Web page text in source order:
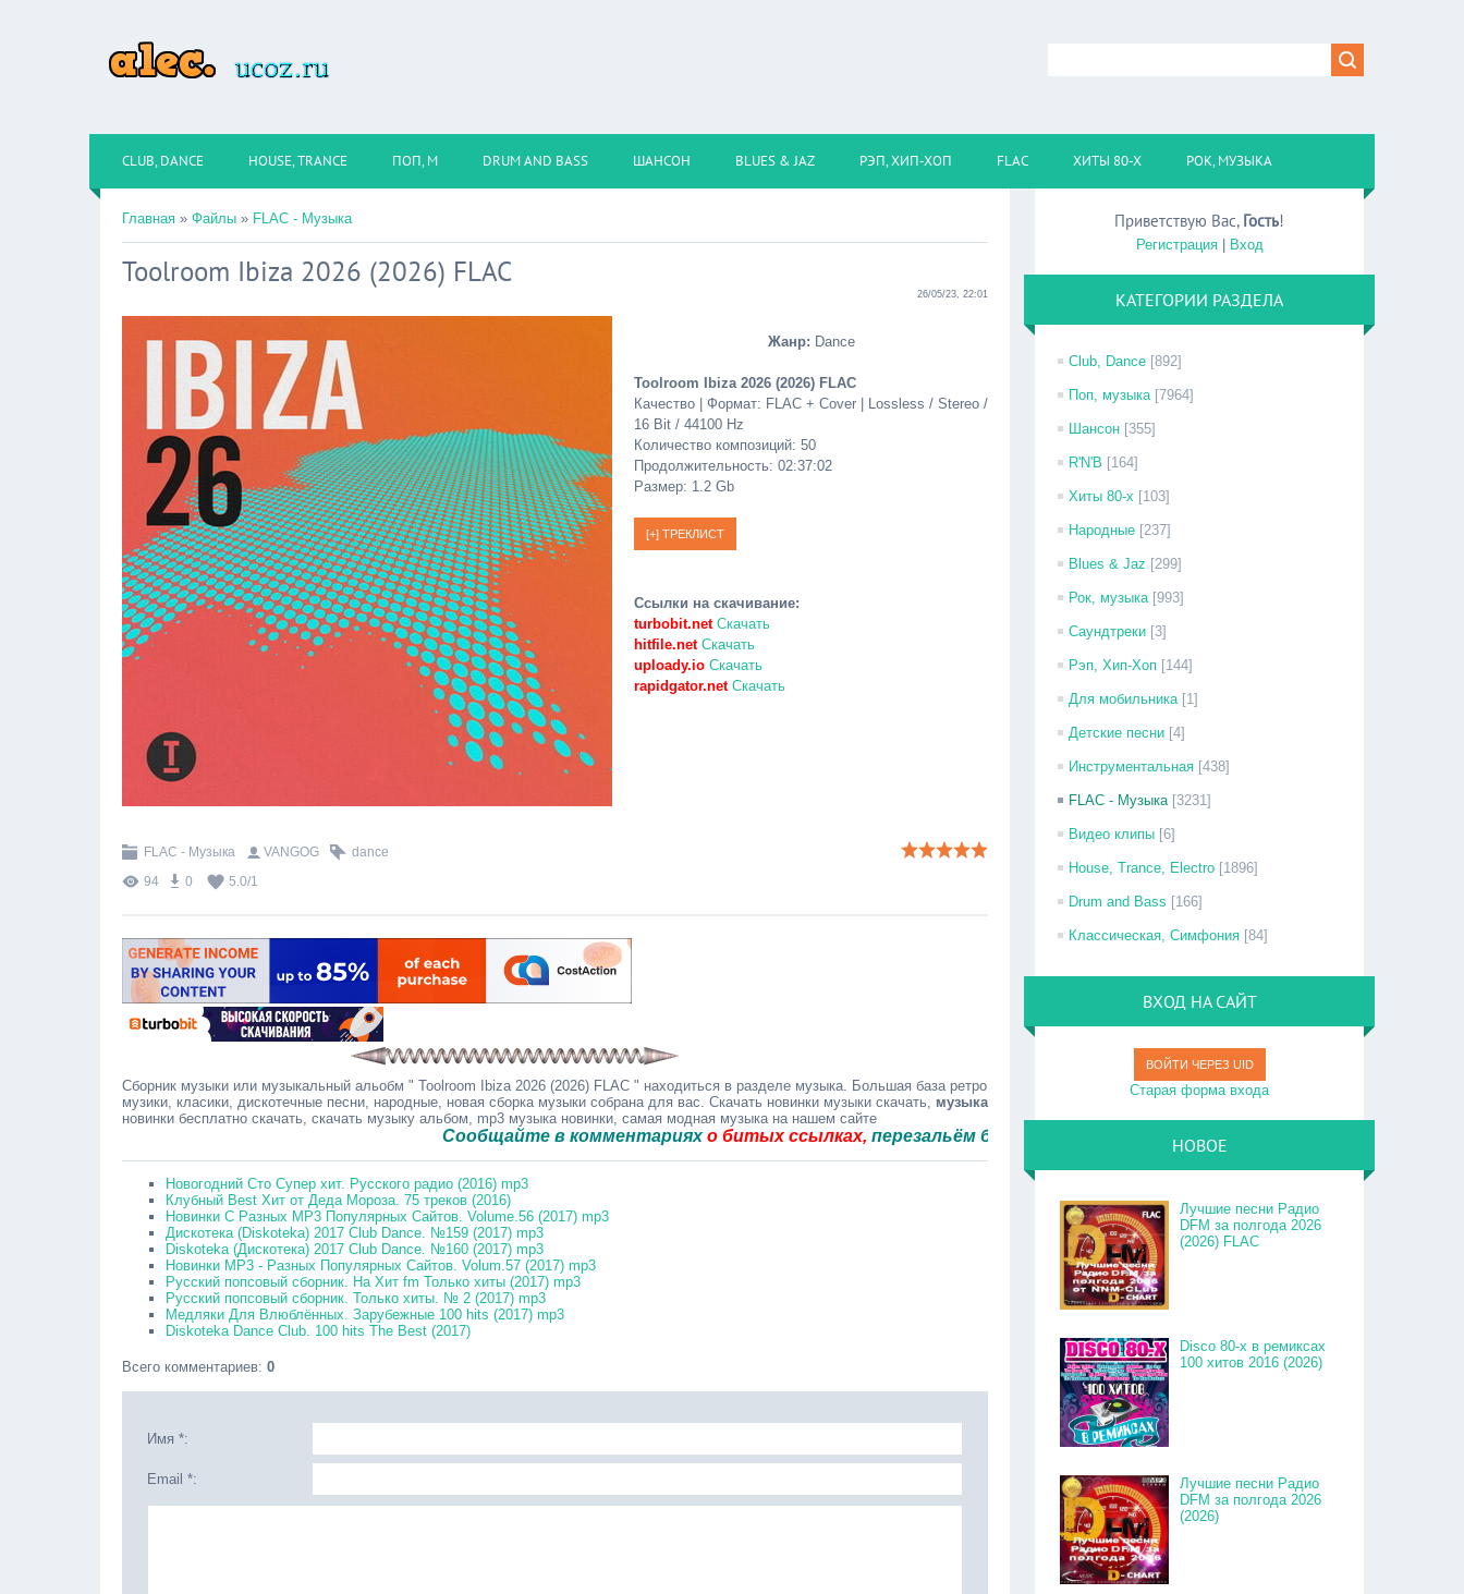
CLUB, DANCE HOUSE, TRANCE ПОП, М DRUM AND BASS ШАНСОН BLUES & JAZ РЭП, ХИП-ХОП FLAC ХИТЫ 80-Х РОК, МУЗЫКА
Главная » Файлы » FLAC - Музыка
Toolroom Ibiza 2026 (2026) FLAC
26/05/23, 22:01
Жанр: Dance
Toolroom Ibiza 2026 (2026) FLAC
Качество | Формат: FLAC + Cover | Lossless / Stereo /
16 Bit / 44100 Hz
Количество композиций: 50
Продолжительность: 02:37:02
Размер: 1.2 Gb
Ссылки на скачивание:
turbobit.netСкачать
hitfile.netСкачать
uploady.io Скачать
rapidgator.netСкачать
FLAC - Музыка VANGOG
dance
94
0 5.0/1
Сборник музыки или музыкальный альобм " Toolroom Ibiza 2026 (2026) FLAC " находиться в разделе музыка. Большая база ретро
музики, класики, дискотечные песни, народные, новая сборка музыки собрана для вас. Скачать новинки музыки скачать, музыка
новинки бесплатно скачать, скачать музыку альбом, mp3 музыка новинки, самая модная музыка на нашем сайте
Сообщайте в комментарияхо битых ссылках,перезальём быстро.
Новогодний Сто Супер хит. Русского радио (2016) mp3
Клубный Best Хит от Деда Мороза. 75 треков (2016)
Новинки С Разных MP3 Популярных Сайтов. Volume.56 (2017) mp3
Дискотека (Diskoteka) 2017 Club Dance. №159 (2017) mp3
Diskoteka (Дискотека) 2017 Club Dance. №160 (2017) mp3
Новинки MP3 - Разных Популярных Сайтов. Volum.57 (2017) mp3
Русский попсовый сборник. На Хит fm Только хиты (2017) mp3
Русский попсовый сборник. Только хиты. № 2 (2017) mp3
Медляки Для Влюблённых. Зарубежные 100 hits (2017) mp3
Diskoteka Dance Club. 100 hits The Best (2017)
Всего комментариев: 0
Имя *:
Email *:
Приветствую Вас, Гость!
Регистрация| Вход
КАТЕГОРИИ РАЗДЕЛА
Club, Dance [892]
Поп, музыка [7964]
Шансон [355]
R'N'B [164]
Хиты 80-х [103]
Народные [237]
Blues & Jaz [299]
Рок, музыка [993]
Саундтреки [3]
Рэп, Хип-Хоп [144]
Для мобильника [1]
Детские песни [4]
Инструментальная [438]
FLAC - Музыка [3231]
Видео клипы [6]
House, Trance, Electro [1896]
Drum and Bass [166]
Классическая, Симфония [84]
ВХОД НА САЙТ
ВОЙТИ ЧЕРЕЗ UID
Старая форма входа
НОВОЕ
Лучшие песни Радио
DFM за полгода 2026
(2026) FLAC
Disco 80-x в ремиксах
100 хитов 2016 (2026)
Лучшие песни Радио
DFM за полгода 2026
(2026)